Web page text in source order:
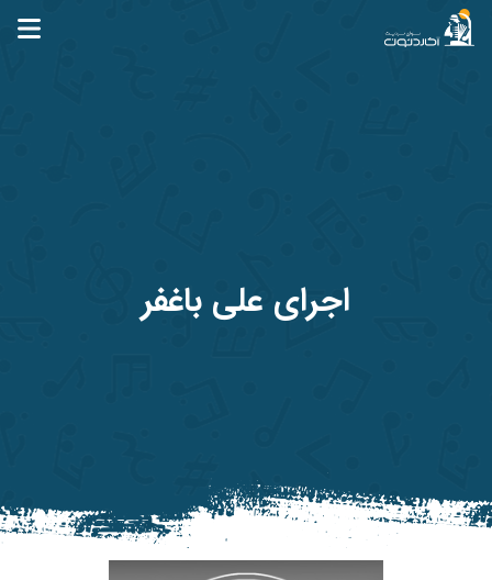
آکاردئون
اجرای علی باغفر